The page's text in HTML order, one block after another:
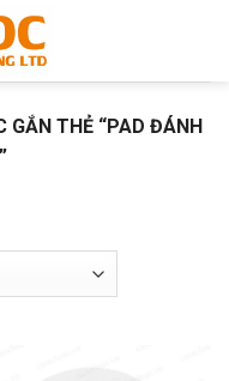
GẮN THẺ “PAD ĐÁNH